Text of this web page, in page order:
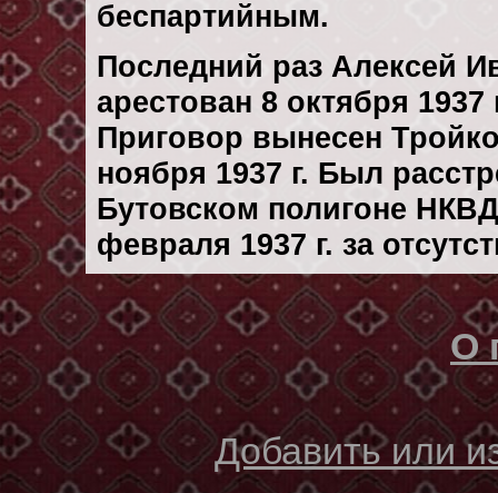
беспартийным.
Последний раз Алексей
арестован 8 октября 1937
Приговор вынесен
ноября 1937 г. Был
Бутовском полигоне
февраля 1937 г. за
О
Добавить или